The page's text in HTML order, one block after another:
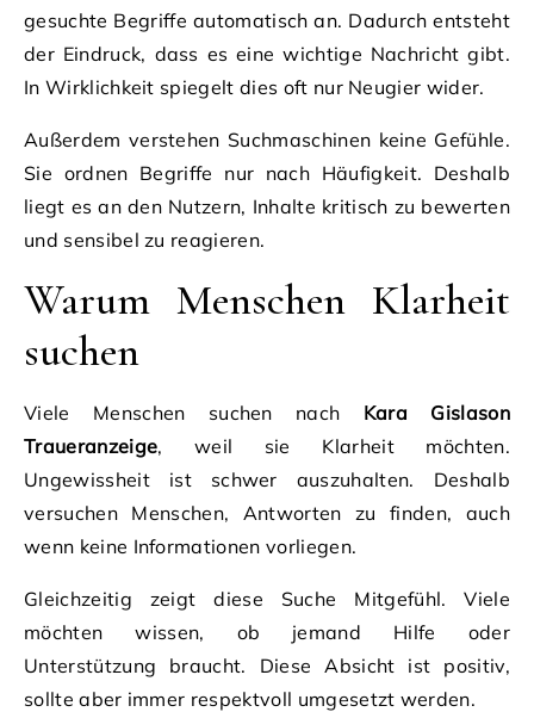
gesuchte Begriffe automatisch an. Dadurch entsteht
der Eindruck, dass es eine wichtige Nachricht gibt.
In Wirklichkeit spiegelt dies oft nur Neugier wider.
Außerdem verstehen Suchmaschinen keine Gefühle.
Sie ordnen Begriffe nur nach Häufigkeit. Deshalb
liegt es an den Nutzern, Inhalte kritisch zu bewerten
und sensibel zu reagieren.
Warum Menschen Klarheit
suchen
Viele Menschen suchen nach Kara Gislason
Traueranzeige, weil sie Klarheit möchten.
Ungewissheit ist schwer auszuhalten. Deshalb
versuchen Menschen, Antworten zu finden, auch
wenn keine Informationen vorliegen.
Gleichzeitig zeigt diese Suche Mitgefühl. Viele
möchten wissen, ob jemand Hilfe oder
Unterstützung braucht. Diese Absicht ist positiv,
sollte aber immer respektvoll umgesetzt werden.